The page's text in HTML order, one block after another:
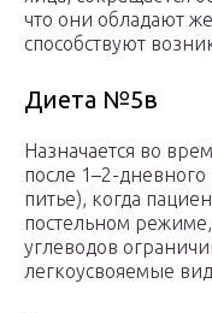
что они обладают
способствуют
Диета №5в
Назначается во
после 1–2-
питье), когда
постельном
углеводов
легкоусвояемые